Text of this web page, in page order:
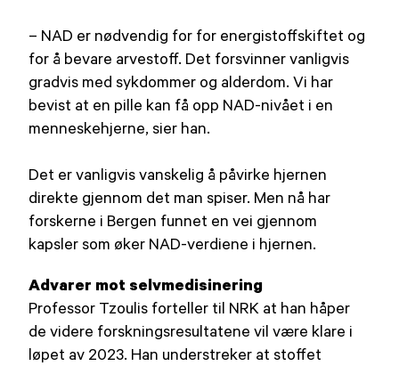
– NAD er nødvendig for for energistoffskiftet og
for å bevare arvestoff. Det forsvinner vanligvis
gradvis med sykdommer og alderdom. Vi har
bevist at en pille kan få opp NAD-nivået i en
menneskehjerne, sier han.
Det er vanligvis vanskelig å påvirke hjernen
direkte gjennom det man spiser. Men nå har
forskerne i Bergen funnet en vei gjennom
kapsler som øker NAD-verdiene i hjernen.
Advarer mot selvmedisinering
Professor Tzoulis forteller til NRK at han håper
de videre forskningsresultatene vil være klare i
løpet av 2023. Han understreker at stoffet